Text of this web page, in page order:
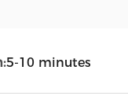
5-10 minutes